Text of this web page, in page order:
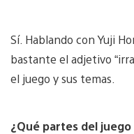
Sí. Hablando con Yuji
bastante el adjetivo
el juego y sus temas.
¿Qué partes del